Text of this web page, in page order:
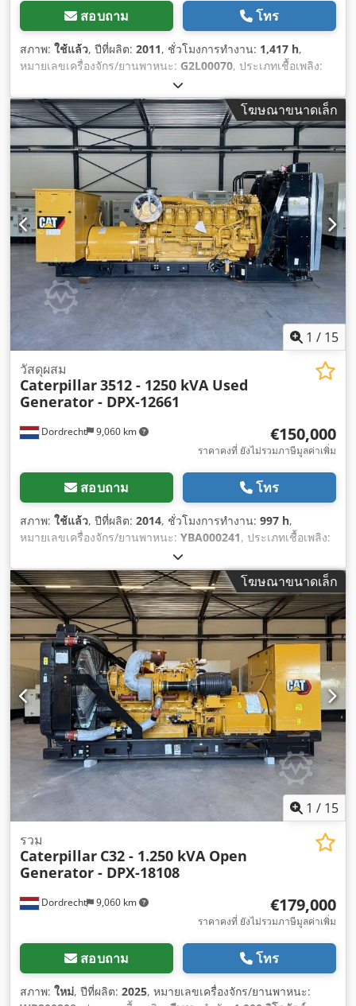
สอบถาม โทร
สภาพ: ใช้แล้ว, ปีที่ผลิต: 2011, ชั่วโมงการทำงาน: 1,417 h,
หมายเลขเครื่องจักร/ยานพาหนะ: G2L00070, ประเภทเชื้อเพลิง:
Caterpillar 3512
โฆษณาขนาดเล็ก
1 / 15
Dordrecht 9,060 km
วัสดุผสม
Caterpillar3512 - 1250 kVA Used
Generator - DPX-12661
€150,000
ราคาคงที่ ยังไม่รวมภาษีมูลค่าเพิ่ม
สอบถาม โทร
สภาพ: ใช้แล้ว, ปีที่ผลิต: 2014, ชั่วโมงการทำงาน: 997 h,
หมายเลขเครื่องจักร/ยานพาหนะ: YBA000241, ประเภทเชื้อเพลิง:
Caterpillar 3512
โฆษณาขนาดเล็ก
1 / 15
Dordrecht 9,060 km
รวม
Caterpillar C32 - 1.250 kVA Open
Generator - DPX-18108
€179,000
ราคาคงที่ ยังไม่รวมภาษีมูลค่าเพิ่ม
สอบถาม โทร
สภาพ: ใหม่, ปีที่ผลิต: 2025, หมายเลขเครื่องจักร/ยานพาหนะ: